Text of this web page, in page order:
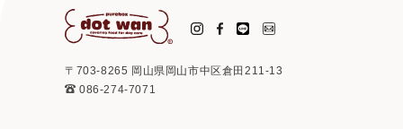
〒703-8265 岡山県岡山市中区倉田211-13
086-274-7071